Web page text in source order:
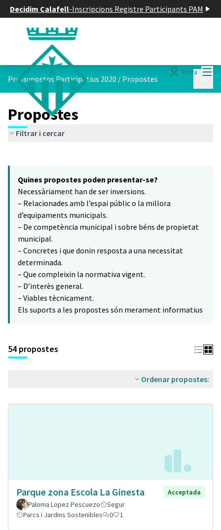
Decidim Calafell-Inscripcions Registre Participants PAM
Entra
Pressupostos Participatius 2020 / Propostes
Propostes
Filtrar i cercar
−
Quines propostes poden presentar-se?
Necessàriament han de ser inversions.
– Relacionades amb l’espai públic o la millora
d’equipaments municipals.
– De competència municipal i sobre béns de propietat
municipal.
– Concretes i que donin resposta a una necessitat
determinada.
– Que compleixin la normativa vigent.
– D’interès general.
– Viables tècnicament.
Els suports a les propostes són merament informatius
54 propostes
Ordenar propostes:
Parque zona Escola La Ginesta
Acceptada
Paloma Lopez Pescuezo
Segur
Parcs i Jardins Sostenibles
0 1